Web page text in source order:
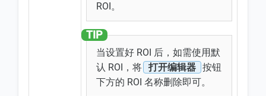
ROI。
当设置好 ROI 后，如需使用默
认 ROI，将 打开编辑器 按钮
下方的 ROI 名称删除即可。